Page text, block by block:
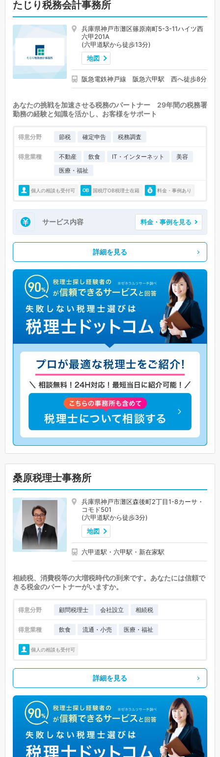
たじり税務会計事務所
兵庫県神戸市灘区篠原南町5-3-11ハイツ西
六甲201A
(六甲道駅から徒歩13分)
地図
阪急電鉄神戸線 阪急六甲駅 西へ徒歩8分
あなたの挑戦を加速させる税務のパートナー 29年間の税務署
勤務の経験と知識を活かし、お客様をサポート
得意分野 節税 確定申告 税務調査
得意業種 不動産 飲食 IT・インターネット
美容
医療・福祉
個人の相談も受付可 国税庁OB税理士在籍 料金・事例あり
サービス内容 料金・事例を見る
詳細を見る
桑原税理士事務所
兵庫県神戸市灘区森後町2丁目1-8カーサ・
コモド501
(六甲道駅から徒歩3分)
地図
六甲道駅・六甲駅・新在家駅
相続税、消費税等の大増税時代の到来です。あなたには信頼で
きる税金のパートナーがいますか。
得意分野 顧問税理士 会社設立 相続税
得意業種 飲食 流通・小売 医療・福祉
個人の相談も受付可
詳細を見る